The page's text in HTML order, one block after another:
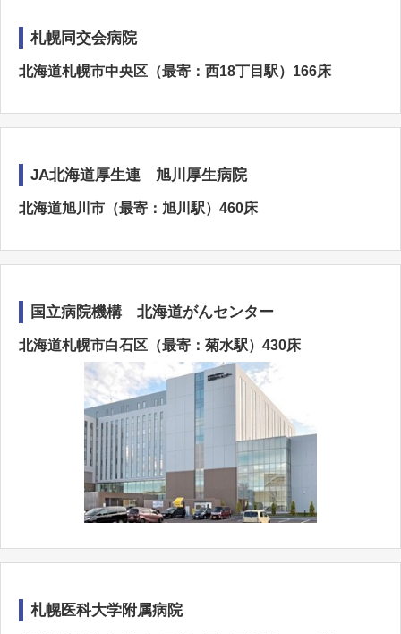
札幌同交会病院
北海道札幌市中央区（最寄：西18丁目駅）166床
JA北海道厚生連 旭川厚生病院
北海道旭川市（最寄：旭川駅）460床
国立病院機構 北海道がんセンター
北海道札幌市白石区（最寄：菊水駅）430床
札幌医科大学附属病院